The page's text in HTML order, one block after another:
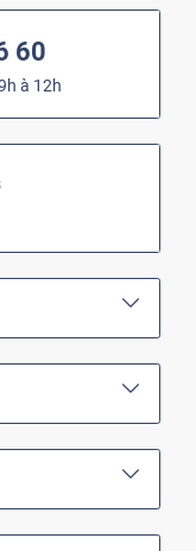
60
à 12h